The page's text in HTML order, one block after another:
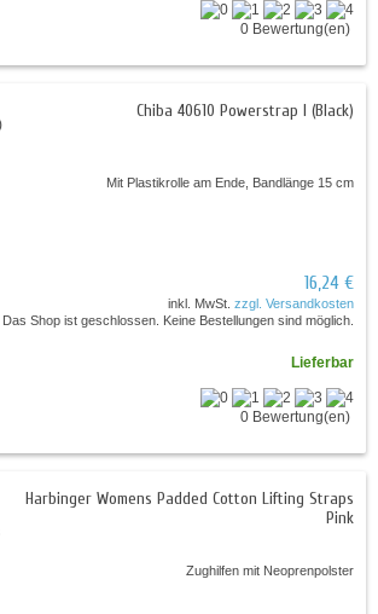
0 Bewertung(en)
Chiba 40610 Powerstrap I (Black)
Mit Plastikrolle am Ende, Bandlänge 15 cm
16,24 €
inkl. MwSt. zzgl. Versandkosten
Das Shop ist geschlossen. Keine Bestellungen sind möglich.
Lieferbar
0 Bewertung(en)
Harbinger Womens Padded Cotton Lifting Straps
Pink
Zughilfen mit Neoprenpolster